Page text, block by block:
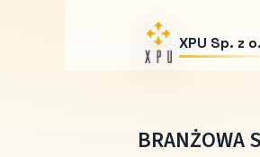
XPU Sp. z
BRANŻOWA